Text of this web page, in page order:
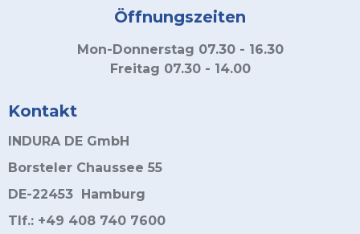
Öffnungszeiten
Mon-Donnerstag 07.30 - 16.30
Freitag 07.30 - 14.00
Kontakt
INDURA DE GmbH
Borsteler Chaussee 55
DE-22453 Hamburg
Tlf.: +49 408 740 7600